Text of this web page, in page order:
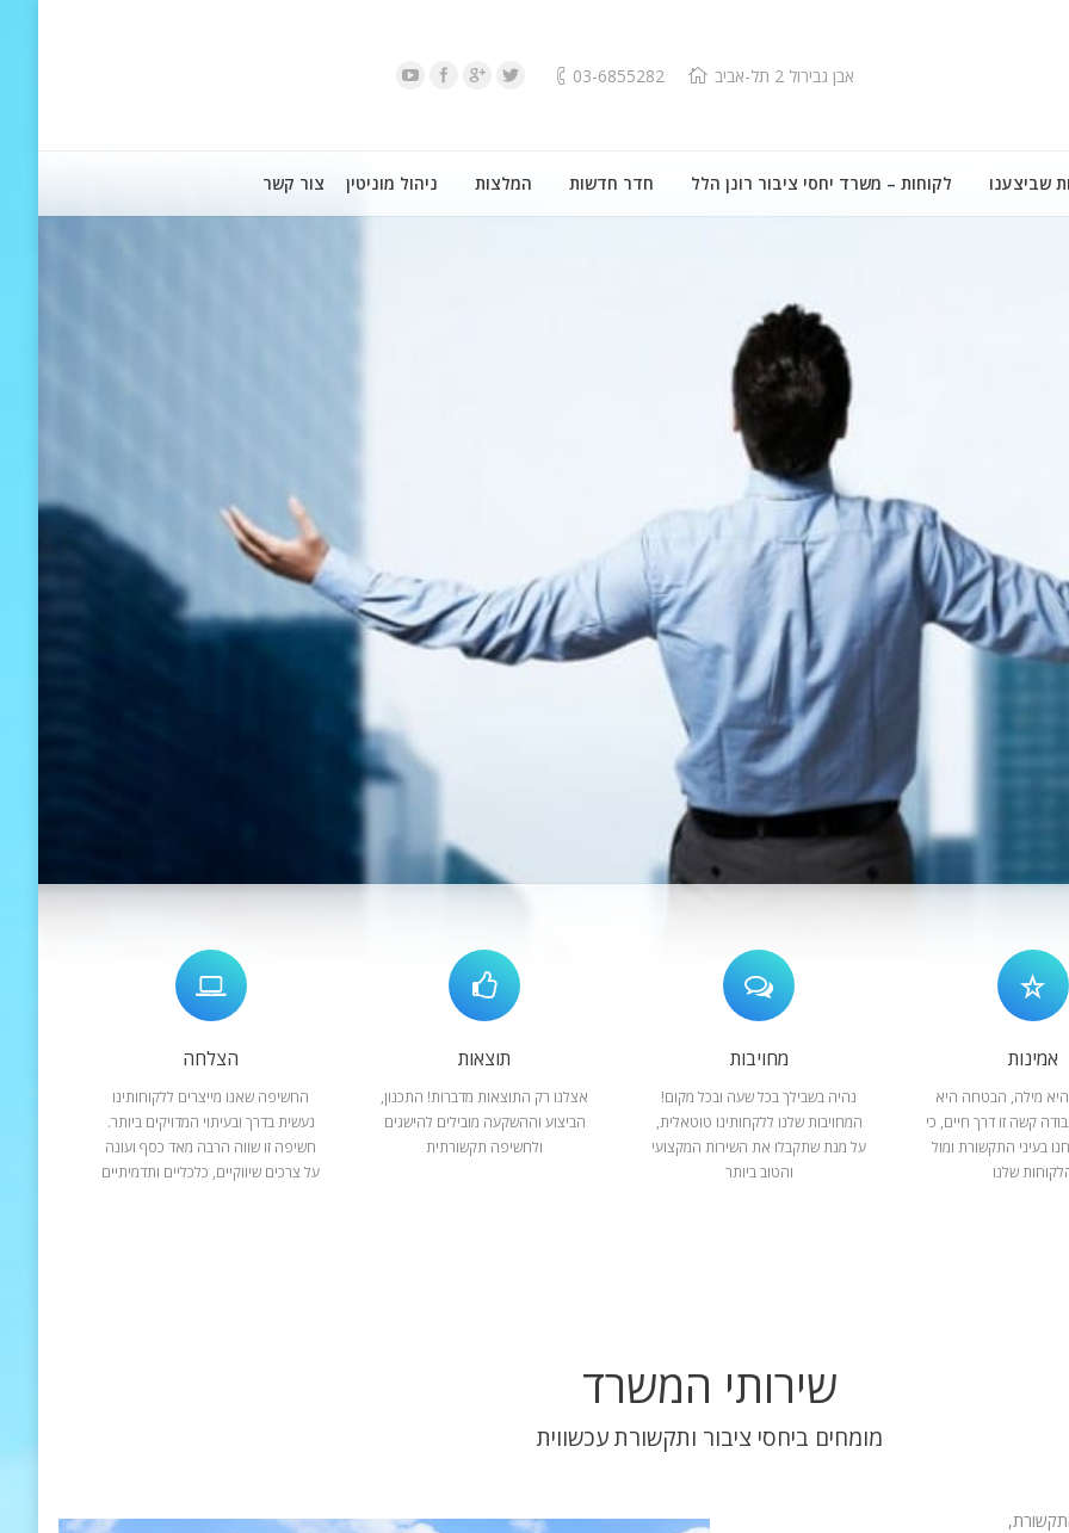
אבן גבירול 2 תל-אביב 03-6855282
שביצענו לקוחות – משרד יחסי ציבור רונן הלל חדר חדשות המלצות ניהול מוניטין צור קשר
אמינות
היא מילה, הבטחה היא
קשה זו דרך חיים, כי
בעיני התקשורת ומול
שלנו
מחויבות
נהיה בשבילך בכל שעה ובכל מקום!
המחויבות שלנו ללקחותינו טוטאלית,
על מנת שתקבלו את השירות המקצועי
והטוב ביותר
תוצאות
אצלנו רק התוצאות מדברות! התכנון,
הביצוע וההשקעה מובילים להישגים
ולחשיפה תקשורתית
הצלחה
החשיפה שאנו מייצרים ללקוחותינו
נעשית בדרך ובעיתוי המדויקים ביותר.
חשיפה זו שווה הרבה מאד כסף ועונה
על צרכים שיווקיים, כלכליים ותדמיתיים
שירותי המשרד
מומחים ביחסי ציבור ותקשורת עכשווית